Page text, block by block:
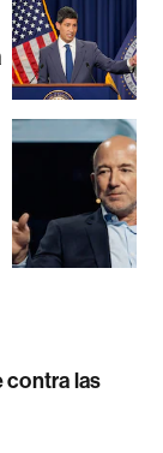
contra las